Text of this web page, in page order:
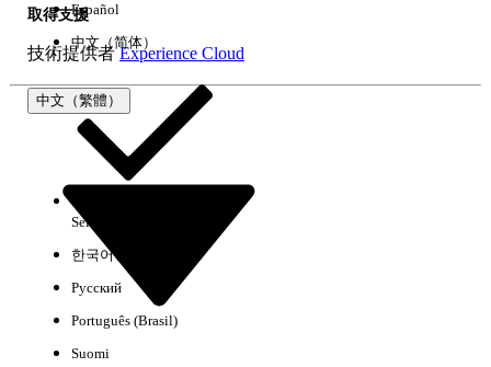
以下是搜尋小祕訣
取得支援
技術提供者Experience Cloud
中文（繁體）
Español
中文（简体）
Select Org
한국어
Русский
Português (Brasil)
Suomi